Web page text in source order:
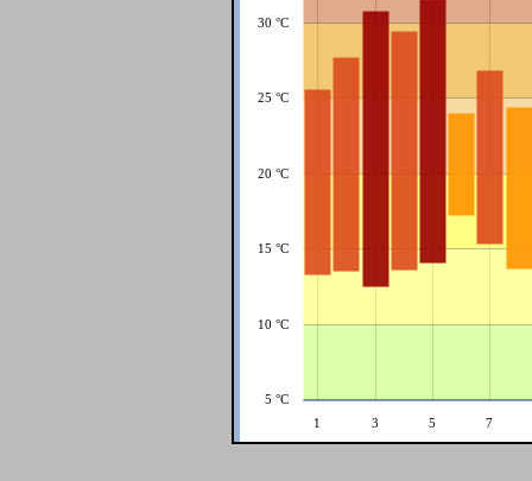
1 3 5 7
5 °C
10 °C
15 °C
20 °C
25 °C
30 °C